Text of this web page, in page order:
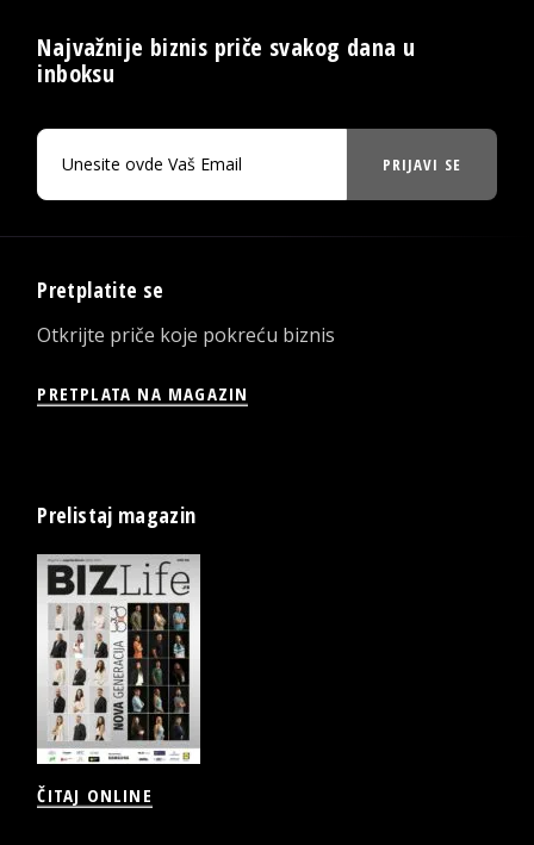
Najvažnije biznis priče svakog dana u
inboksu
PRIJAVI SE
Pretplatite se
Otkrijte priče koje pokreću biznis
PRETPLATA NA MAGAZIN
Prelistaj magazin
ČITAJ ONLINE